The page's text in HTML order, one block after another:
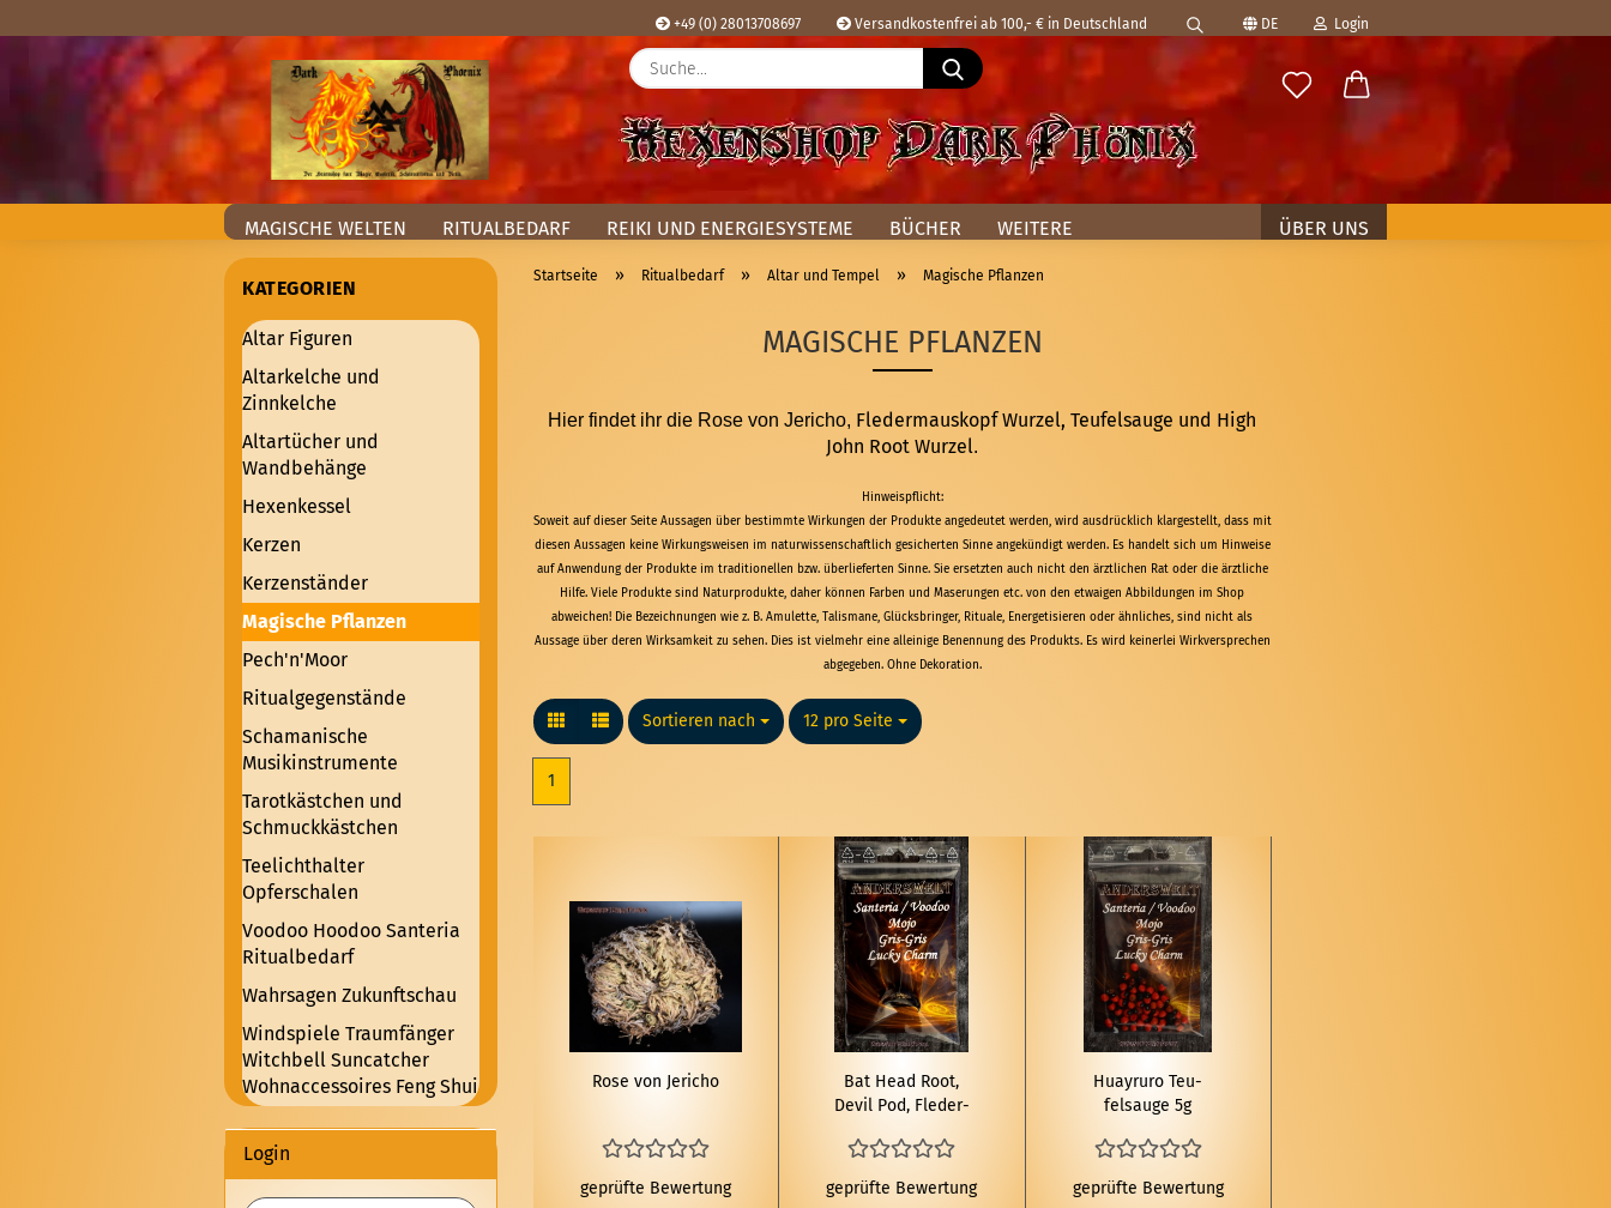
+49 (0) 28013708697 Versandkostenfrei ab 100,- € in Deutschland DE
Sprache auswählen
Lieferland
Login
E-Mail
Passwort
Suche...
MAGISCHE WELTEN RITUALBEDARF REIKI UND ENERGIESYSTEME BÜCHER ÜBER UNS
WEITERE
Startseite » Ritualbedarf » Altar und Tempel » Magische Pflanzen
MAGISCHE PFLANZEN
Hier findet ihr die Rose von Jericho, Fledermauskopf Wurzel, Teufelsauge und High
John Root Wurzel.
Hinweispflicht:
Soweit auf dieser Seite Aussagen über bestimmte Wirkungen der Produkte angedeutet werden, wird ausdrücklich klargestellt, dass mit
diesen Aussagen keine Wirkungsweisen im naturwissenschaftlich gesicherten Sinne angekündigt werden. Es handelt sich um Hinweise
auf Anwendung der Produkte im traditionellen bzw. überlieferten Sinne. Sie ersetzten auch nicht den ärztlichen Rat oder die ärztliche
Hilfe. Viele Produkte sind Naturprodukte, daher können Farben und Maserungen etc. von den etwaigen Abbildungen im Shop
abweichen! Die Bezeichnungen wie z. B. Amulette, Talismane, Glücksbringer, Rituale, Energetisieren oder ähnliches, sind nicht als
Aussage über deren Wirksamkeit zu sehen. Dies ist vielmehr eine alleinige Benennung des Produkts. Es wird keinerlei Wirkversprechen
abgegeben. Ohne Dekoration.
Sortieren nach
Sortieren nach 12 pro Seite
pro Seite
1
Rose von Je­ri­cho
geprüfte Bewertung
Bat Head Root,
Devil Pod, Fle­der­
Teu­fels­kap­sel
geprüfte Bewertung
Hu­ayru­ro Teu­
fels­au­ge 5g
geprüfte Bewertung
KATEGORIEN
Altar Figuren
Altarkelche und
Zinnkelche
Altartücher und
Wandbehänge
Hexenkessel
Kerzen
Kerzenständer
Magische Pflanzen
Pech'n'Moor
Ritualgegenstände
Schamanische
Musikinstrumente
Tarotkästchen und
Schmuckkästchen
Teelichthalter
Opferschalen
Voodoo Hoodoo Santeria
Ritualbedarf
Wahrsagen Zukunftschau
Windspiele Traumfänger
Witchbell Suncatcher
Wohnaccessoires Feng Shui
Login